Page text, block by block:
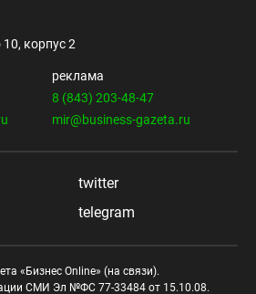
корпус 2
реклама
8 (843) 203-48-47
mir@business-gazeta.ru
twitter
telegram
«Бизнес Online» (на связи).
СМИ Эл №ФС 77-33484 от 15.10.08.